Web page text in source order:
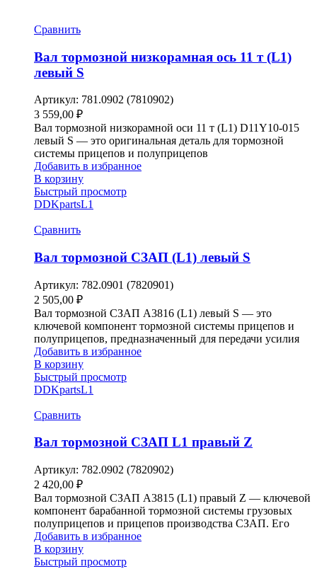
Сравнить
Вал тормозной низкорамная ось 11 т (L1)
левый S
Артикул: 781.0902 (7810902)
3 559,00 ₽
Вал тормозной низкорамной оси 11 т (L1) D11Y10-015
левый S — это оригинальная деталь для тормозной
системы прицепов и полуприцепов
Добавить в избранное
В корзину
Быстрый просмотр
DDKpartsL1
Сравнить
Вал тормозной СЗАП (L1) левый S
Артикул: 782.0901 (7820901)
2 505,00 ₽
Вал тормозной СЗАП A3816 (L1) левый S — это
ключевой компонент тормозной системы прицепов и
полуприцепов, предназначенный для передачи усилия
Добавить в избранное
В корзину
Быстрый просмотр
DDKpartsL1
Сравнить
Вал тормозной СЗАП L1 правый Z
Артикул: 782.0902 (7820902)
2 420,00 ₽
Вал тормозной СЗАП A3815 (L1) правый Z — ключевой
компонент барабанной тормозной системы грузовых
полуприцепов и прицепов производства СЗАП. Его
Добавить в избранное
В корзину
Быстрый просмотр